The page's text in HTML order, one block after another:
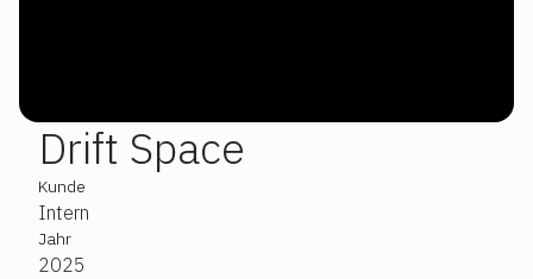
Slide 2 of 13.
Drift Space
Kunde
Intern
Jahr
2025